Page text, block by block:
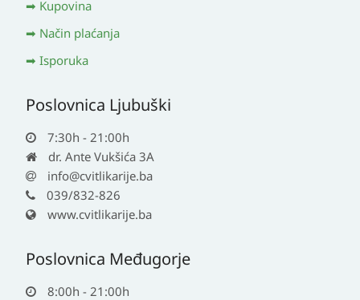
Kupovina
Način plaćanja
Isporuka
Poslovnica Ljubuški
7:30h - 21:00h
dr. Ante Vukšića 3A
info@cvitlikarije.ba
039/832-826
www.cvitlikarije.ba
Poslovnica Međugorje
8:00h - 21:00h